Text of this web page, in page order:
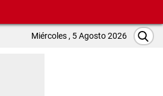
Miércoles , 5 Agosto 2026